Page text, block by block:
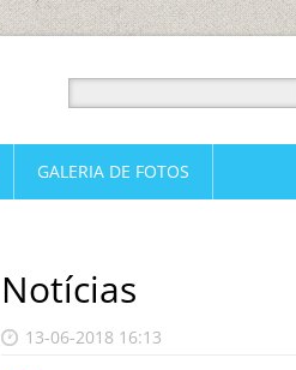
Notícias
13-06-2018 16:13
GALERIA DE FOTOS